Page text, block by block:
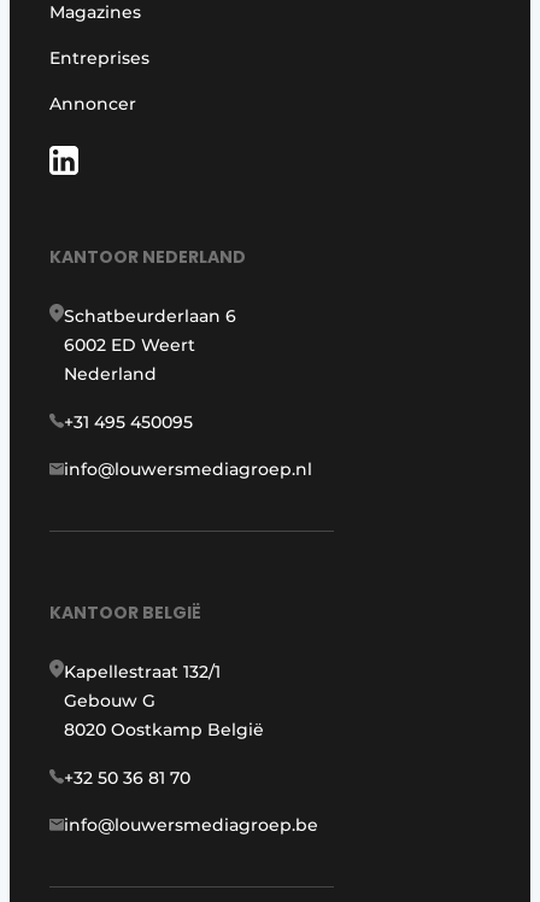
Magazines
Entreprises
Annoncer
KANTOOR NEDERLAND
Schatbeurderlaan 6
6002 ED Weert
Nederland
+31 495 450095
info@louwersmediagroep.nl
KANTOOR BELGIË
Kapellestraat 132/1
Gebouw G
8020 Oostkamp België
+32 50 36 81 70
info@louwersmediagroep.be